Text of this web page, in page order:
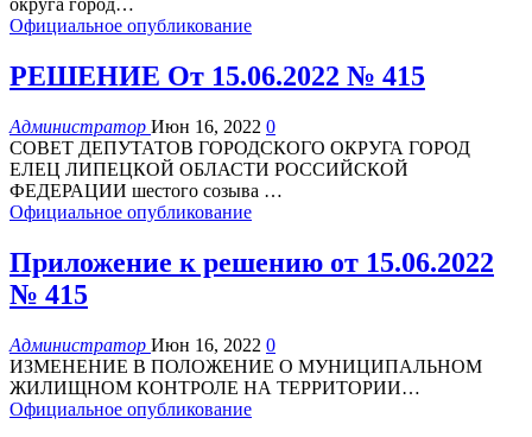
Официальное опубликование
РЕШЕНИЕ От 15.06.2022 № 415
Администратор Июн 16, 2022 0
СОВЕТ ДЕПУТАТОВ ГОРОДСКОГО ОКРУГА ГОРОД
ЕЛЕЦ ЛИПЕЦКОЙ ОБЛАСТИ РОССИЙСКОЙ
ФЕДЕРАЦИИ шестого созыва …
Официальное опубликование
Приложение к решению от 15.06.2022
№ 415
Администратор Июн 16, 2022 0
ИЗМЕНЕНИЕ В ПОЛОЖЕНИЕ О МУНИЦИПАЛЬНОМ
ЖИЛИЩНОМ КОНТРОЛЕ НА ТЕРРИТОРИИ…
Официальное опубликование